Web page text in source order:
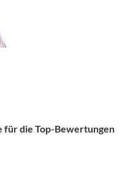
für die Top-Bewertungen